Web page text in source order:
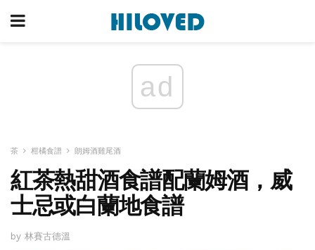
ad
茶 柑橘食譜 朗姆酒雞尾酒
紅茶熱甜酒食譜配蘭姆酒，威
士忌或白蘭地食譜
by 林賽古德溫